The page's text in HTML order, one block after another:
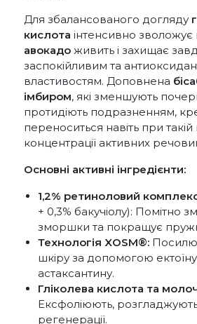
Для збалансованого догляду
кислота інтенсивно зволожує
авокадо живить і захищає
заспокійливим та
властивостям. Доповнена
імбиром, які зменшують
протидіють подразненням,
переноситься навіть при такій
концентрації активних
Основні активні інгредієнти:
1,2% ретиноловий
+ 0,3% бакучіолу): Помітно
зморшки та покращує
Технологія XOSM®:
шкіру за допомогою ектоїну,
астаксантину.
Гліколева кислота та
Ексфоліюють,
регенерації.